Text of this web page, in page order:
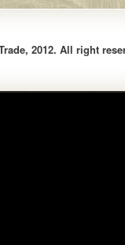
2012. All right